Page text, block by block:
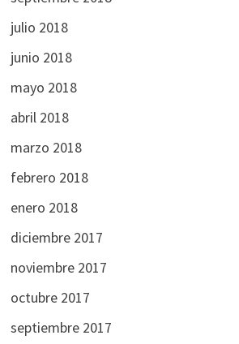
julio 2018
junio 2018
mayo 2018
abril 2018
marzo 2018
febrero 2018
enero 2018
diciembre 2017
noviembre 2017
octubre 2017
septiembre 2017